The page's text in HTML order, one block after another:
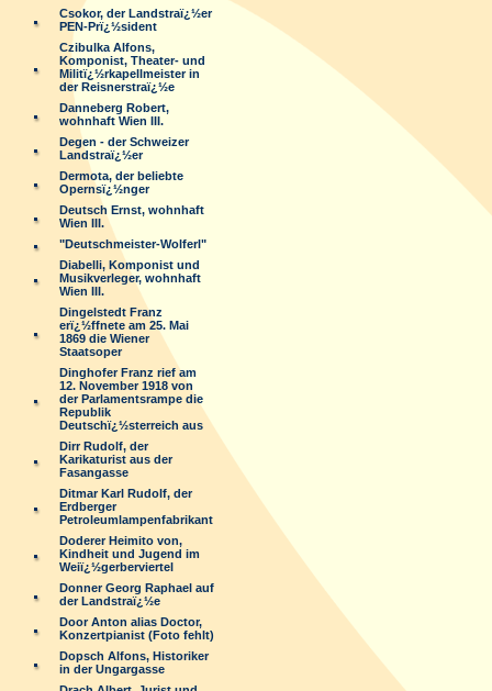
Csokor, der Landstraï¿½er
PEN-Prï¿½sident
Czibulka Alfons,
Komponist, Theater- und
Militï¿½rkapellmeister in
der Reisnerstraï¿½e
Danneberg Robert,
wohnhaft Wien III.
Degen - der Schweizer
Landstraï¿½er
Dermota, der beliebte
Opernsï¿½nger
Deutsch Ernst, wohnhaft
Wien III.
"Deutschmeister-Wolferl"
Diabelli, Komponist und
Musikverleger, wohnhaft
Wien III.
Dingelstedt Franz
erï¿½ffnete am 25. Mai
1869 die Wiener
Staatsoper
Dinghofer Franz rief am
12. November 1918 von
der Parlamentsrampe die
Republik
Deutschï¿½sterreich aus
Dirr Rudolf, der
Karikaturist aus der
Fasangasse
Ditmar Karl Rudolf, der
Erdberger
Petroleumlampenfabrikant
Doderer Heimito von,
Kindheit und Jugend im
Weiï¿½gerberviertel
Donner Georg Raphael auf
der Landstraï¿½e
Door Anton alias Doctor,
Konzertpianist (Foto fehlt)
Dopsch Alfons, Historiker
in der Ungargasse